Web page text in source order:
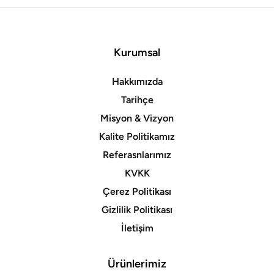
Kurumsal
Hakkımızda
Tarihçe
Misyon & Vizyon
Kalite Politikamız
Referasnlarımız
KVKK
Çerez Politikası
Gizlilik Politikası
İletişim
Ürünlerimiz